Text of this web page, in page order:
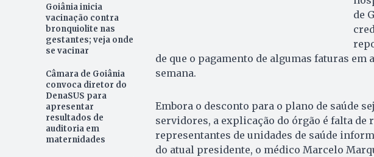
Goiânia inicia
vacinação contra
bronquiolite nas
gestantes; veja onde
se vacinar
Câmara de Goiânia
convoca diretor do
DenaSUS para
apresentar
resultados de
auditoria em
maternidades
de
de que o pagamento de algumas faturas
semana.
Embora o desconto para o plano de saúde
servidores, a explicação do órgão é falta de
representantes de unidades de saúde
do atual presidente, o médico Marcelo